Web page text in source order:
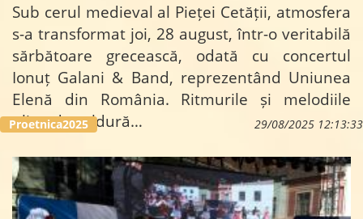
Sub cerul medieval al Pieței Cetății, atmosfera
s-a transformat joi, 28 august, într-o veritabilă
sărbătoare grecească, odată cu concertul
Ionuț Galani & Band, reprezentând Uniunea
Elenă din România. Ritmurile și melodiile
pline de căldură…
29/08/2025 12:13:33
Proetnica2025